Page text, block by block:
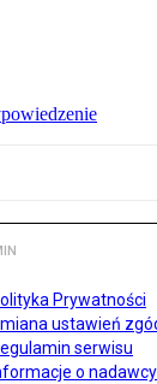
Prywatności
ustawień
serwisu
o nadawcy